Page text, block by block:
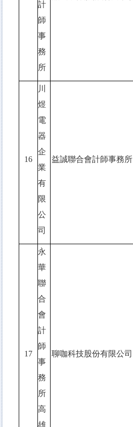
計
師
事
務
所
16
川
煜
電
器
企
業
有
限
公
司
益誠聯合會計師事務所
17
永
華
聯
合
會
計
師
事
務
所
高
雄
聊咖科技股份有限公司